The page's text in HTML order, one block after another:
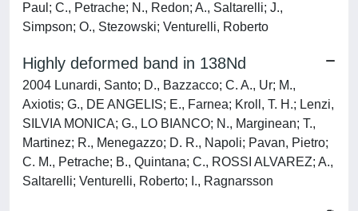
Paul; C., Petrache; N., Redon; A., Saltarelli; J.,
Simpson; O., Stezowski; Venturelli, Roberto
Highly deformed band in 138Nd
2004 Lunardi, Santo; D., Bazzacco; C. A., Ur; M.,
Axiotis; G., DE ANGELIS; E., Farnea; Kroll, T. H.; Lenzi,
SILVIA MONICA; G., LO BIANCO; N., Marginean; T.,
Martinez; R., Menegazzo; D. R., Napoli; Pavan, Pietro;
C. M., Petrache; B., Quintana; C., ROSSI ALVAREZ; A.,
Saltarelli; Venturelli, Roberto; I., Ragnarsson